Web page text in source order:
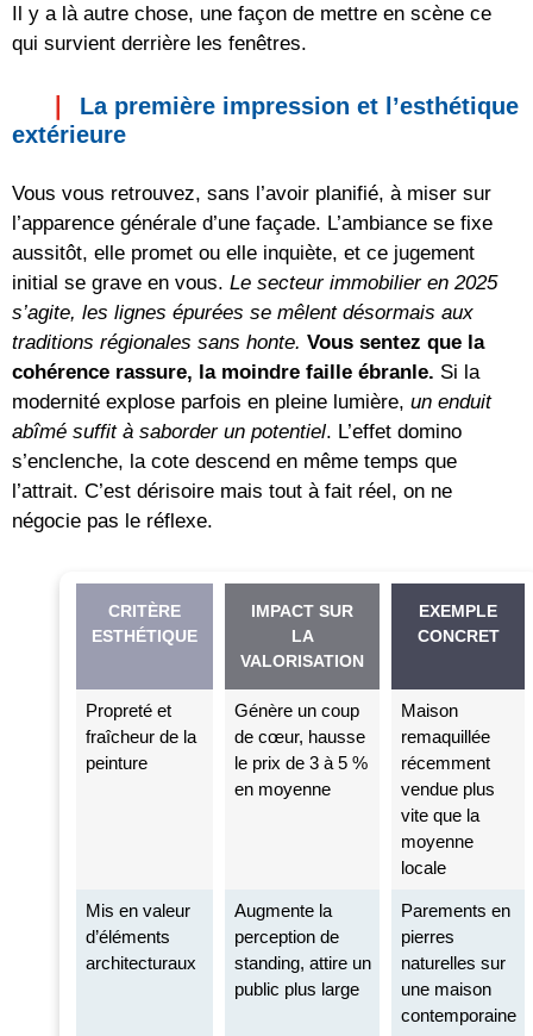
Il y a là autre chose, une façon de mettre en scène ce
qui survient derrière les fenêtres.
La première impression et l’esthétique
extérieure
Vous vous retrouvez, sans l’avoir planifié, à miser sur
l’apparence générale d’une façade. L’ambiance se fixe
aussitôt, elle promet ou elle inquiète, et ce jugement
initial se grave en vous. Le secteur immobilier en 2025
s’agite, les lignes épurées se mêlent désormais aux
traditions régionales sans honte. Vous sentez que la
cohérence rassure, la moindre faille ébranle. Si la
modernité explose parfois en pleine lumière, un enduit
abîmé suffit à saborder un potentiel. L’effet domino
s’enclenche, la cote descend en même temps que
l’attrait. C’est dérisoire mais tout à fait réel, on ne
négocie pas le réflexe.
CRITÈRE
ESTHÉTIQUE
IMPACT SUR
LA
VALORISATION
EXEMPLE
CONCRET
Propreté et
fraîcheur de la
peinture
Génère un coup
de cœur, hausse
le prix de 3 à 5 %
en moyenne
Maison
remaquillée
récemment
vendue plus
vite que la
moyenne
locale
Mis en valeur
d’éléments
architecturaux
Augmente la
perception de
standing, attire un
public plus large
Parements en
pierres
naturelles sur
une maison
contemporaine